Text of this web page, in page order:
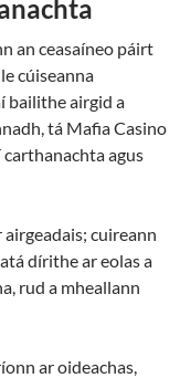
an ceasaíneo páirt
cúiseanna
bailithe airgid a
tá Mafia Casino
agus
cuireann
dírithe ar eolas a
rud a mheallann
ar oideachas,